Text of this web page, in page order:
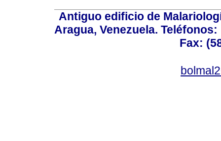
Antiguo edificio de
Aragua, Venezuela. Teléfonos:
Fax: